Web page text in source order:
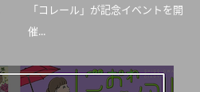
「コレール」が記念イベントを開
催...